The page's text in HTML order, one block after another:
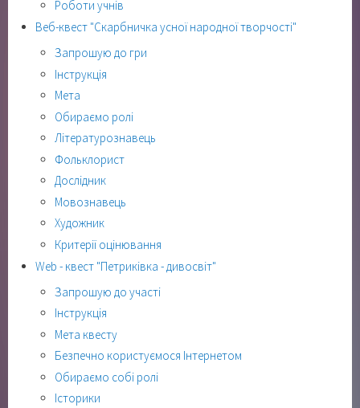
Роботи учнів
Веб-квест "Скарбничка усної народної творчості"
Запрошую до гри
Інструкція
Мета
Обираємо ролі
Літературознавець
Фольклорист
Дослідник
Мовознавець
Художник
Критерії оцінювання
Web - квест "Петриківка - дивосвіт"
Запрошую до участі
Інструкція
Мета квесту
Безпечно користуємося Інтернетом
Обираємо собі ролі
Історики